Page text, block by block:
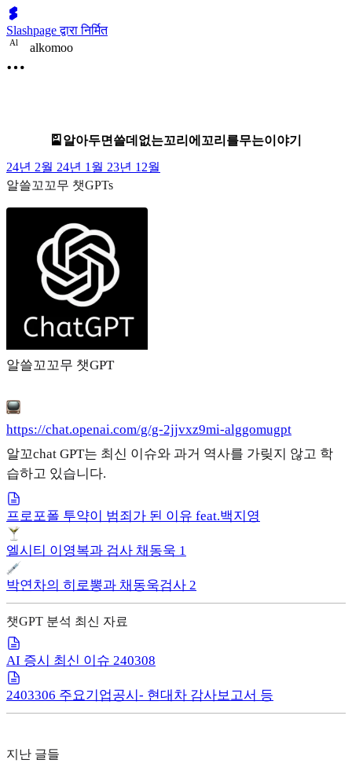
Slashpage द्वारा निर्मित
Al alkomoo
🎴알아두면쓸데없는꼬리에꼬리를무는이야기
24년 2월 24년 1월 23년 12월
알쓸꼬꼬무 챗GPTs
알쓸꼬꼬무 챗GPT
https://chat.openai.com/g/g-2jjvxz9mi-alggomugpt
알꼬chat GPT는 최신 이슈와 과거 역사를 가맂지 않고 학
습하고 있습니다.
프로포폴 투약이 범죄가 된 이유 feat.백지영
엘시티 이영복과 검사 채동욱 1
박연차의 히로뽕과 채동욱검사 2
챗GPT 분석 최신 자료
AI 증시 최신 이슈 240308
2403306 주요기업공시- 현대차 감사보고서 등
지난 글들